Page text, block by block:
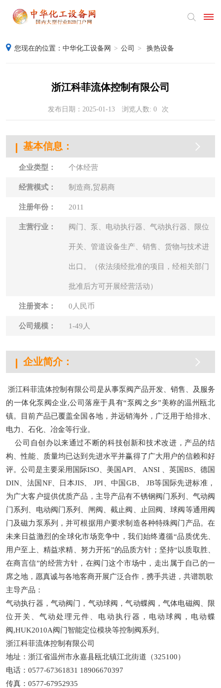
产
采
公
司
展
会
资
讯
招
本
视
频
技
术
百
行
业
标
您现在的位置： 中华化工设备网 > 公司 > 换热设备
浙江科菲流体控制有限公司
发布日期：2025-01-13 浏览人数: 0 次
基本信息：
企业类型： 个体经营
经营模式： 制造商,贸易商
注册年份： 2011
主营行业： 阀门、泵、电动执行器、气动执行器、限位
开关、管道设备生产、销售、货物与技术进
出口。（依法须经批准的项目，经相关部门
批准后方可开展经营活动）
注册资本： 0人民币
公司规模： 1-49人
企业简介：
浙江科菲流体控制有限公司是从事泵阀产品开发、销售、及服务
的一体化泵阀企业,公司落座于具有“泵阀之乡”美称的温州瓯北
镇。目前产品已覆盖全国各地，并远销海外，广泛用于给排水、
电力、石化、冶金等行业。
公司自创办以来通过不断的科技创新和技术改进，产品的结
构、性能、质量均已达到先进水平并赢得了广大用户的信赖和好
评。公司是主要采用国际ISO、美国API、 ANSI 、英国BS、德国
DIN、法国NF、日本JIS、 JPI、中国GB、 JB等国际先进标准，
为广大客户提供优质产品，主导产品有不锈钢阀门系列、气动阀
门系列、电动阀门系列、闸阀、截止阀、止回阀、球阀等通用阀
门及磁力泵系列，并可根据用户要求制造各种特殊阀门产品。在
未来日益激烈的全球化市场竞争中，我们始终遵循“品质优先、
用户至上、精益求精、努力开拓”的品质方针；坚持“以质取胜、
在商言信”的经营方针，在阀门这个市场中，走出属于自己的一
席之地，愿真诚与各地客商开展广泛合作，携手共进，共谱凯歌
主导产品：
气动执行器，气动阀门，气动球阀，气动蝶阀，气体电磁阀、限
位开关、气动处理元件、电动执行器，电动球阀，电动蝶
阀,HUK2010A阀门智能定位模块等控制阀系列。
浙江科菲流体控制有限公司
地址：浙江省温州市永嘉县瓯北镇江北街道（325100）
电话：0577-67361831 18906670397
传真：0577-67952935